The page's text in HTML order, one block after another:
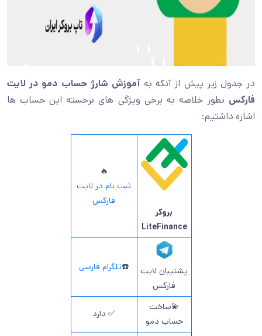
در جدول زیر پیش از آنکه بهآموزش شارژ حساب دمو در لایت
فارکس بطور خلاصه به برخی ویژگی های برجسته این حساب ها
اشاره داشتیم:
بروکر
LiteFinance
🔥
ثبت نام در لایت
فارکس
پشتیبان لایت
فارکس
☎️تلگرام فارسی
💫ساخت
حساب دمو
✅ دارد